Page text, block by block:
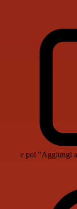
e poi "Aggiungi